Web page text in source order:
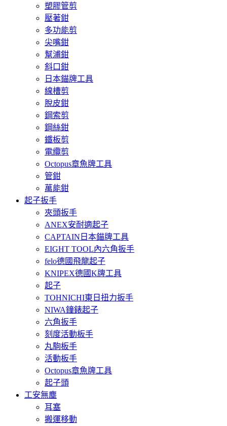
塑膠管剪
壓著鉗
多功能剪
尖嘴鉗
幫浦鉗
斜口鉗
日本錨牌工具
線槽剪
脫皮鉗
鋼索剪
鋼絲鉗
鐵板剪
電纜剪
Octopus章魚牌工具
管鉗
萬能鉗
起子扳手
夾頭扳手
ANEX安耐適起子
CAPTAIN日本錨牌工具
EIGHT TOOL內六角扳手
felo德國飛龍起子
KNIPEX德國K牌工具
起子
TOHNICHI東日扭力扳手
NIWA鐘錶起子
六角扳手
刻度活動板手
丸駒板手
活動板手
Octopus章魚牌工具
起子頭
工安無塵
耳塞
搬運移動